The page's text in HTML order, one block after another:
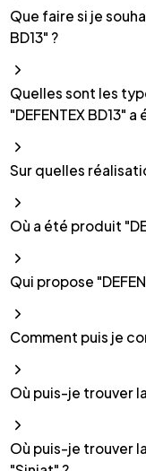
Que faire si je
BD13" ?
Quelles sont les
"DEFENTEX BD13"
Sur quelles
Où a été produit
Qui propose
Comment puis je
Où puis-je trouver
Où puis-je trouver